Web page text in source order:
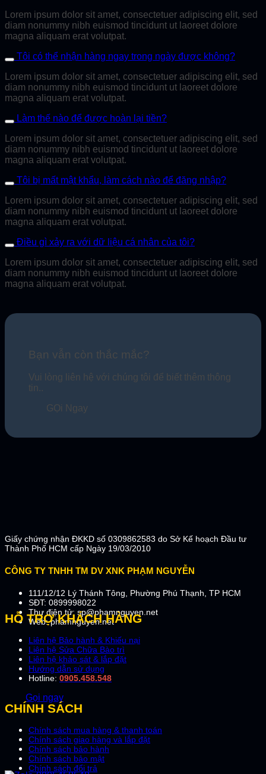
Lorem ipsum dolor sit amet, consectetuer adipiscing elit, sed
diam nonummy nibh euismod tincidunt ut laoreet dolore
magna aliquam erat volutpat.
Tôi có thể nhận hàng ngay trong ngày được không?
Lorem ipsum dolor sit amet, consectetuer adipiscing elit, sed
diam nonummy nibh euismod tincidunt ut laoreet dolore
magna aliquam erat volutpat.
Làm thế nào để được hoàn lại tiền?
Lorem ipsum dolor sit amet, consectetuer adipiscing elit, sed
diam nonummy nibh euismod tincidunt ut laoreet dolore
magna aliquam erat volutpat.
Tôi bị mất mật khẩu, làm cách nào để đăng nhập?
Lorem ipsum dolor sit amet, consectetuer adipiscing elit, sed
diam nonummy nibh euismod tincidunt ut laoreet dolore
magna aliquam erat volutpat.
Điều gì xảy ra với dữ liệu cá nhân của tôi?
Lorem ipsum dolor sit amet, consectetuer adipiscing elit, sed
diam nonummy nibh euismod tincidunt ut laoreet dolore
magna aliquam erat volutpat.
Bạn vẫn còn thắc mắc?
Vui lòng liên hệ với chúng tôi để biết thêm thông
tin..
GỌi Ngay
Giấy chứng nhận ĐKKD số 0309862583 do Sở Kế hoạch Đầu tư
Thành Phố HCM cấp Ngày 19/03/2010
CÔNG TY TNHH TM DV XNK PHẠM NGUYỄN
111/12/12 Lý Thánh Tông, Phường Phú Thạnh, TP HCM
SĐT: 0899998022
Thư điện tử: sp@phamnguyen.net
Web: phamnguyen.net
HỖ TRỢ KHÁCH HÀNG
Liên hệ Bảo hành & Khiếu nại
Liên hệ Sửa Chữa Bào trì
Liên hệ khảo sát & lắp đặt
Hướng dẫn sử dụng
Hotline: 0905.458.548
Gọi ngay
CHÍNH SÁCH
Chính sách mua hàng & thanh toán
Chính sách giao hàng và lắp đặt
Chính sách bảo hành
Chính sách bảo mật
Chính sách đổi trả